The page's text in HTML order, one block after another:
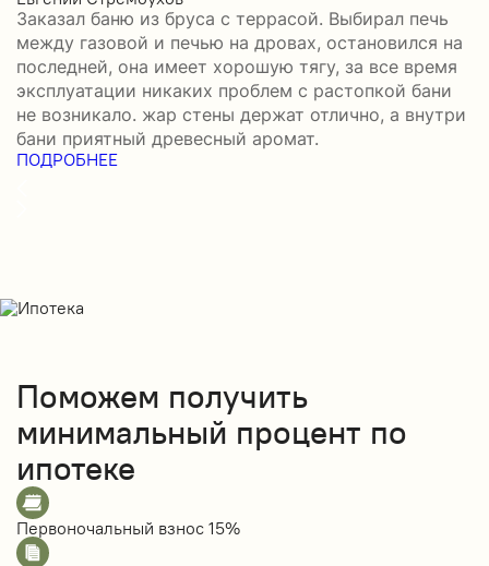
Заказал баню из бруса с террасой. Выбирал печь
между газовой и печью на дровах, остановился на
последней, она имеет хорошую тягу, за все время
эксплуатации никаких проблем с растопкой бани
не возникало. жар стены держат отлично, а внутри
бани приятный древесный аромат.
ПОДРОБНЕЕ
Поможем получить
минимальный процент по
ипотеке
Первоночальный взнос 15%